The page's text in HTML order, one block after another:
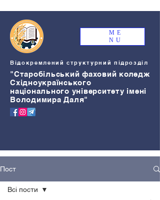
ME
NU
Відокремлений структурний підрозділ
"Старобільський фаховий коледж
Східноукраїнського
національного університету імені
Володимира Даля"
Пост
Всі пости